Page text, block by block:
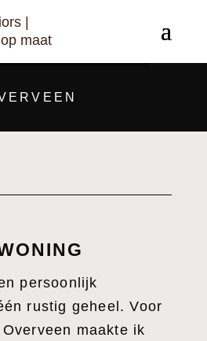
persoonlijk
rustig geheel. Voor
maakte ik